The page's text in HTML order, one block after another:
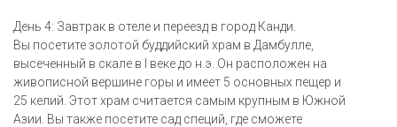
День 4: Завтрак в отеле и переезд в город Канди.
Вы посетите золотой буддийский храм в Дамбулле,
высеченный в скале в I веке до н.э. Он расположен на
живописной вершине горы и имеет 5 основных пещер и
25 келий. Этот храм считается самым крупным в Южной
Азии. Вы также посетите сад специй, где сможете